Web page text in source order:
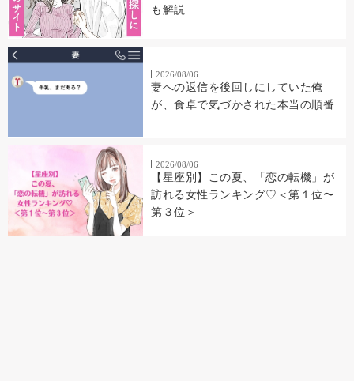
も解説
2026/08/06
妻への返信を後回しにしていた俺
が、食卓で気づかされた本当の順番
2026/08/06
【星座別】この夏、「恋の転機」が
訪れる女性ランキング♡＜第１位〜
第３位＞